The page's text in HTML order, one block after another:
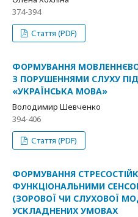
374-394
Стаття (PDF)
ФОРМУВАННЯ
З ПОРУШЕННЯМИ СЛУХУ
«УКРАЇНСЬКА МОВА»
Володимир Шевченко
394-406
Стаття (PDF)
ФОРМУВАННЯ
ФУНКЦІОНАЛЬНИМИ
(ЗОРОВОЇ ЧИ СЛУХОВОЇ
УСКЛАДНЕНИХ УМОВАХ